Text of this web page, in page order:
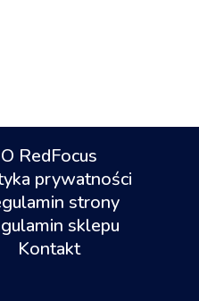
O RedFocus
prywatności
strony
sklepu
Kontakt